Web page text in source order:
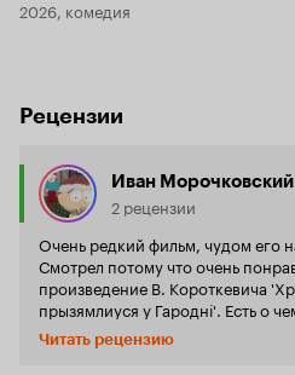
2026, комедия
Рецензии
Иван Морочковский
2 рецензии
Очень редкий фильм, чудом его
Смотрел потому что очень
произведение В. Короткевича
прызямлиуся у Гароднi'. Есть о
при просмотре фильма и после. В
исторический советский фильм, с
Читать рецензию